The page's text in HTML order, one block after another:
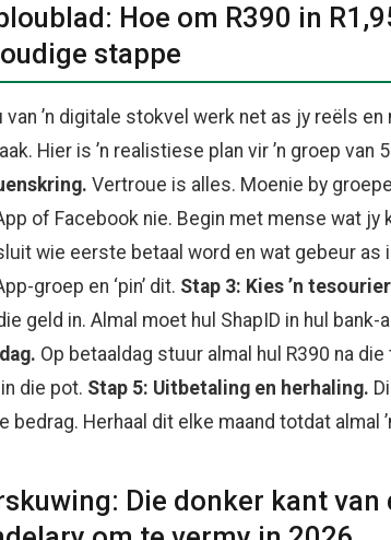
Hoe om R390 in
stappe
van ’n digitale stokvel werk net as jy reëls
Hier is ’n realistiese plan vir ’n groep van
Vertroue is alles. Moenie by
of Facebook nie. Begin met mense wat jy
wie eerste betaal word en wat gebeur as
groep en ‘pin’ dit. Stap 3: Kies ’n
geld in. Almal moet hul ShapID in hul bank-
Op betaaldag stuur almal hul R390 na
die pot. Stap 5: Uitbetaling en herhaling.
bedrag. Herhaal dit elke maand totdat almal
Die donker kant